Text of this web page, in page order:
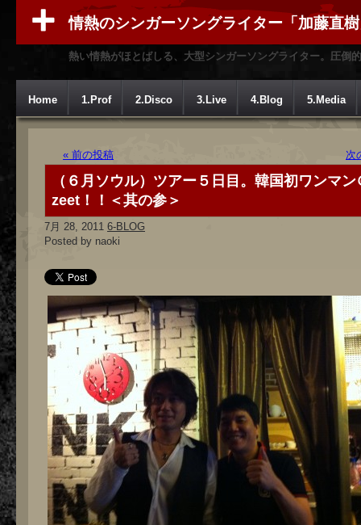
情熱のシンガーソングライター「加藤直
熱い情熱がほとばしる、大型シンガーソングライター。圧倒
Home 1.Prof 2.Disco 3.Live 4.Blog 5.Media
« 前の投稿 次
（６月ソウル）ツアー５日目。韓国初ワンマン
zeet！！＜其の参＞
7月 28, 2011 6-BLOG
Posted by naoki